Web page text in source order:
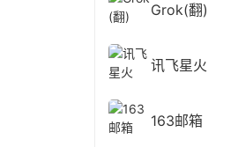
Grok(翻)
讯飞星火
163邮箱